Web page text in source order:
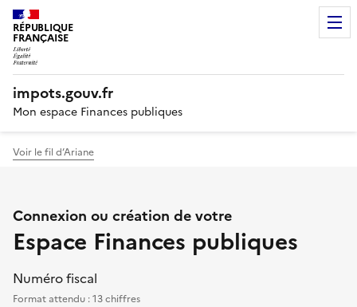
RÉPUBLIQUE
FRANÇAISE
impots.gouv.fr
Mon espace Finances publiques
Voir le fil d’Ariane
Connexion ou création de votre
Espace Finances publiques
Se connecter avec votre numéro
Numéro fiscal
Format attendu : 13 chiffres